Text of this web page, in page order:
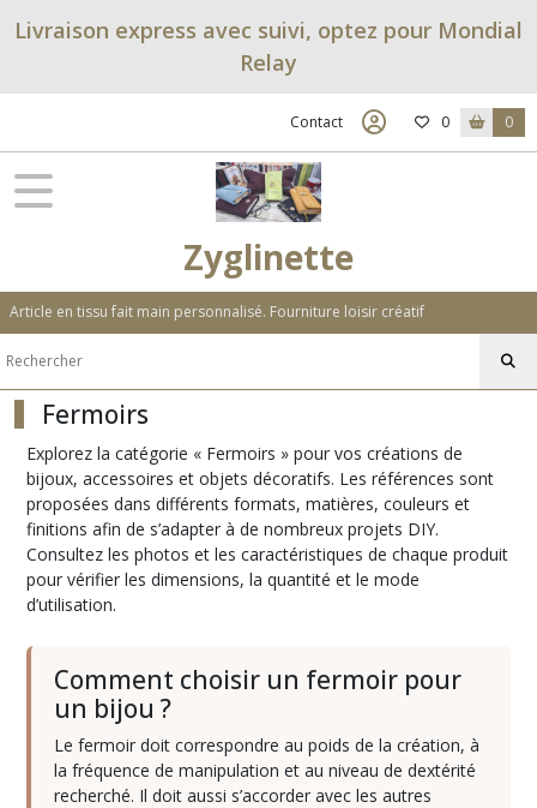
Livraison express avec suivi, optez pour Mondial
Relay
Contact 0 0
Zyglinette
Article en tissu fait main personnalisé. Fourniture loisir créatif
Fermoirs
Explorez la catégorie « Fermoirs » pour vos créations de
bijoux, accessoires et objets décoratifs. Les références sont
proposées dans différents formats, matières, couleurs et
finitions afin de s’adapter à de nombreux projets DIY.
Consultez les photos et les caractéristiques de chaque produit
pour vérifier les dimensions, la quantité et le mode
d’utilisation.
Comment choisir un fermoir pour
un bijou ?
Le fermoir doit correspondre au poids de la création, à
la fréquence de manipulation et au niveau de dextérité
recherché. Il doit aussi s’accorder avec les autres
Fermer
Tous
les
produits
apprêts
(16)
Bagues
Barrettes
(5)
Bélières
Boutons
de
manchette
(4)